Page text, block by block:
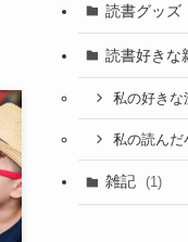
読書グッズ
読書好きな
私の好きな
私の読んだ
雑記 (1)